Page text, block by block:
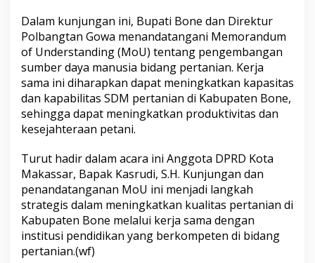
n
g
t
a
n
G
o
w
a
,
e
e
n
M
o
U
P
e
Dalam kunjungan ini, Bupati Bone dan Direktur
Polbangtan Gowa menandatangani Memorandum
of Understanding (MoU) tentang pengembangan
sumber daya manusia bidang pertanian. Kerja
sama ini diharapkan dapat meningkatkan kapasitas
dan kapabilitas SDM pertanian di Kabupaten Bone,
sehingga dapat meningkatkan produktivitas dan
kesejahteraan petani.
Turut hadir dalam acara ini Anggota DPRD Kota
Makassar, Bapak Kasrudi, S.H. Kunjungan dan
penandatanganan MoU ini menjadi langkah
strategis dalam meningkatkan kualitas pertanian di
Kabupaten Bone melalui kerja sama dengan
institusi pendidikan yang berkompeten di bidang
pertanian.(wf)